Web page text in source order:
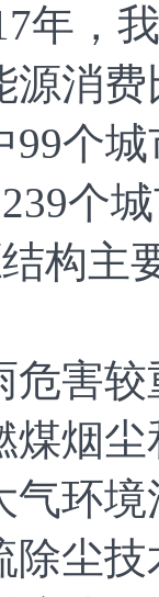
，我
消
99个
个
构主
危害
煤烟
气环
除尘